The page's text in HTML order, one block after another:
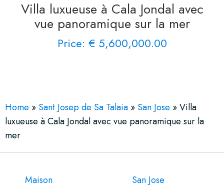
Villa luxueuse à Cala Jondal avec
vue panoramique sur la mer
Price: € 5,600,000.00
Home » Sant Josep de Sa Talaia » San Jose »Villa
luxueuse à Cala Jondal avec vue panoramique sur la
mer
Maison
San Jose